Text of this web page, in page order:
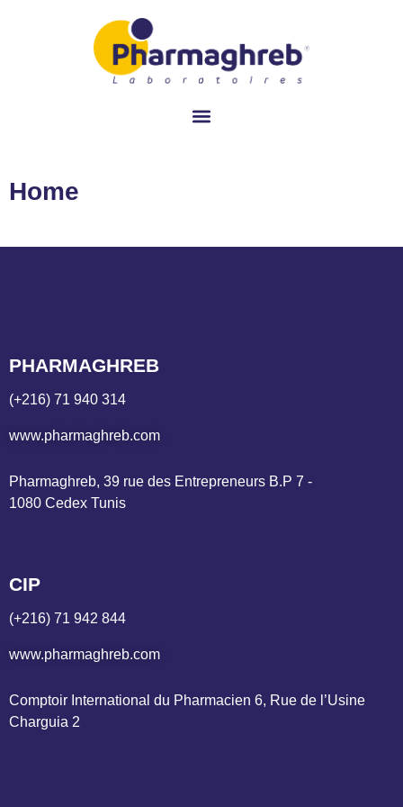
Home
PHARMAGHREB
(+216) 71 940 314
www.pharmaghreb.com
Pharmaghreb, 39 rue des Entrepreneurs B.P 7 -
1080 Cedex Tunis
CIP
(+216) 71 942 844
www.pharmaghreb.com
Comptoir International du Pharmacien 6, Rue de l’Usine
Charguia 2